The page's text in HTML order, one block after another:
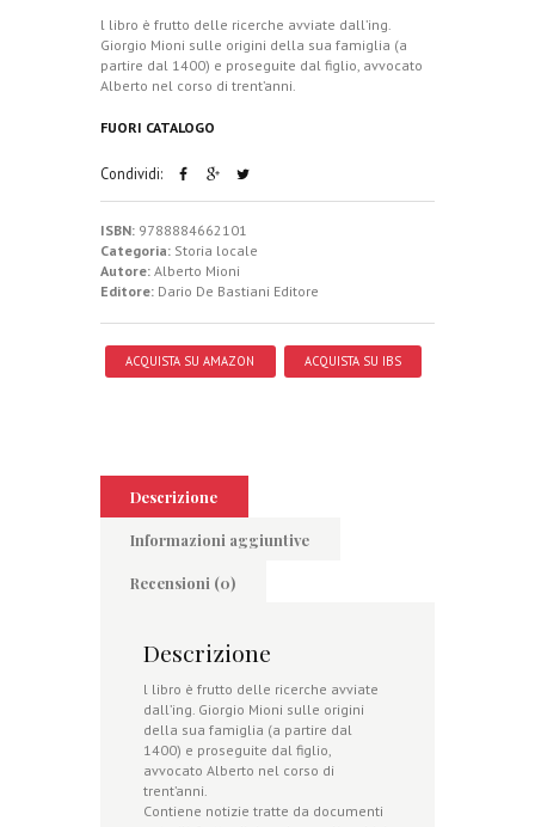
l libro è frutto delle ricerche avviate dall’ing.
Giorgio Mioni sulle origini della sua famiglia (a
partire dal 1400) e proseguite dal figlio, avvocato
Alberto nel corso di trent’anni.
FUORI CATALOGO
Condividi:
ISBN: 9788884662101
Categoria: Storia locale
Autore: Alberto Mioni
Editore: Dario De Bastiani Editore
ACQUISTA SU AMAZON ACQUISTA SU IBS
Descrizione
Informazioni aggiuntive
Recensioni (0)
Descrizione
l libro è frutto delle ricerche avviate
dall’ing. Giorgio Mioni sulle origini
della sua famiglia (a partire dal
1400) e proseguite dal figlio,
avvocato Alberto nel corso di
trent’anni.
Contiene notizie tratte da documenti